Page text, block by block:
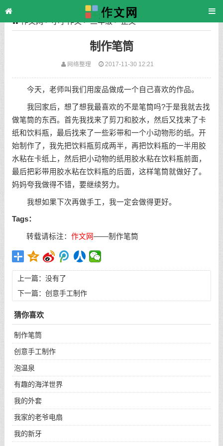
作文网>小学作文>二年级> 正文
制作笔筒
网络整理 2017-11-30 12:21
今天，老师叫我们用废品做成一个自己喜欢的作品。
我回家后，想了想我最喜欢的不是笔筒吗?于是我就去找
做笔筒的东西。首先我找来了剪刀和胶水，然后又找来了卡
纸和饮料瓶，最后找来了一些彩带和一个小动物形的纸。开
始制作了，我先把饮料瓶剪成两半，再把饮料瓶的一半用胶
水粘在卡纸上，然后把小动物的纸用胶水粘在饮料瓶前面，
最后把彩带用胶水粘在饮料瓶的后面，这样笔筒就做好了。
妈妈夸我做得不错，要继续努力。
我想如果下次再做手工，我一定会做得更好。
Tags：
转载请标注：作文网——制作笔筒
上一篇：没有了
下一篇： 创意手工制作
猜你喜欢
制作笔筒
创意手工制作
泡温泉
有趣的海洋世界
我的外套
我家的老爷电扇
我的新牙